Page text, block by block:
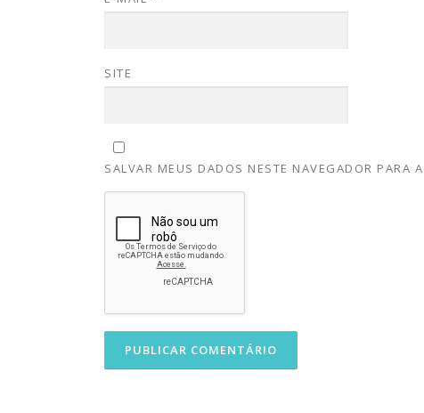
SITE
SALVAR MEUS DADOS NESTE NAVEGADOR PARA